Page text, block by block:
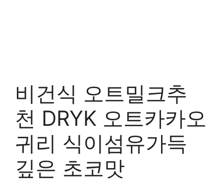
비건식 오트밀크추
천 DRYK 오트카카오
귀리 식이섬유가득
깊은 초코맛